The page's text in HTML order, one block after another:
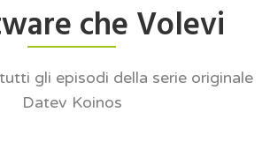
che Volevi
gli episodi della serie originale
Datev Koinos